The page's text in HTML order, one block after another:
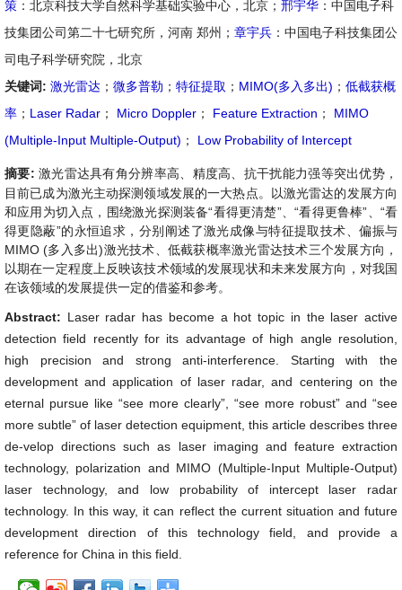
策 ：北京科技大学自然科学基础实验中心，北京； 邢宇华 ：中国电子科
技集团公司第二十七研究所，河南 郑州； 章宇兵 ：中国电子科技集团公
司电子科学研究院，北京
关键词: 激光雷达 ； 微多普勒 ； 特征提取 ； MIMO(多入多出) ； 低截获概
率 ； Laser Radar ； Micro Doppler ； Feature Extraction ；
MIMO
(Multiple-Input Multiple-Output) ； Low Probability of Intercept
摘要: 激光雷达具有角分辨率高、精度高、抗干扰能力强等突出优势，
目前已成为激光主动探测领域发展的一大热点。以激光雷达的发展方向
和应用为切入点，围绕激光探测装备“看得更清楚”、“看得更鲁棒”、“看
得更隐蔽”的永恒追求，分别阐述了激光成像与特征提取技术、偏振与
MIMO (多入多出)激光技术、低截获概率激光雷达技术三个发展方向，
以期在一定程度上反映该技术领域的发展现状和未来发展方向，对我国
在该领域的发展提供一定的借鉴和参考。
Abstract: Laser radar has become a hot topic in the laser active
detection field recently for its advantage of high angle resolution,
high precision and strong anti-interference. Starting with the
development and application of laser radar, and centering on the
eternal pursue like “see more clearly”, “see more robust” and “see
more subtle” of laser detection equipment, this article describes three
de-velop directions such as laser imaging and feature extraction
technology, polarization and MIMO (Multiple-Input Multiple-Output)
laser technology, and low probability of intercept laser radar
technology. In this way, it can reflect the current situation and future
development direction of this technology field, and provide a
reference for China in this field.